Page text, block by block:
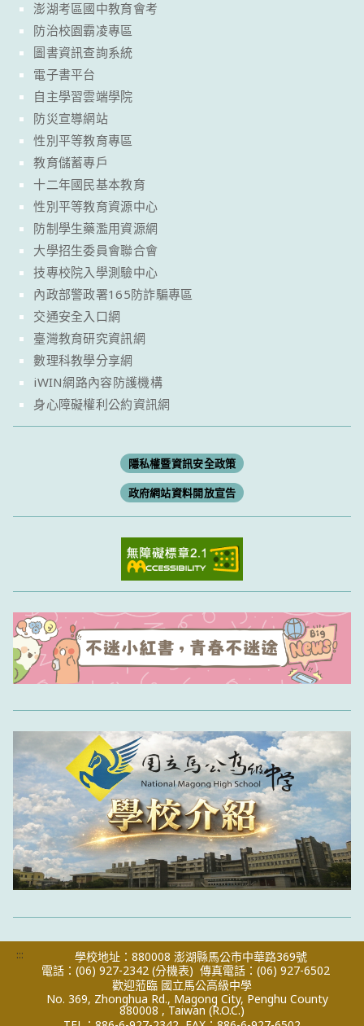
澎湖考區國中教育會考
防治校園霸凌專區
圖書資訊查詢系統
電子書平台
自主學習雲端學院
防災宣導網站
性別平等教育專區
教育儲蓄專戶
十二年國民基本教育
性別平等教育資源中心
防制學生藥濫用資源網
大學招生委員會聯合會
技專校院入學測驗中心
內政部警政署165防詐騙專區
交通安全入口網
臺灣教育研究資訊網
數理科教學分享網
iWIN網路內容防護機構
身心障礙權利公約資訊網
隱私權暨資訊安全政策
政府網站資料開放宣告
:::
學校地址：880008 澎湖縣馬公市中華路369號
電話：(06) 927-2342 (分機表) 傳真電話：(06) 927-6502
歡迎蒞臨 國立馬公高級中學
No. 369, Zhonghua Rd., Magong City, Penghu County
880008 , Taiwan (R.O.C.)